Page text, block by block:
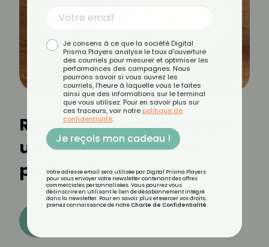
Recette de fiadone corse :
un délice crémeux et
parfumé
Je consens à ce que la société Digital
Prisma Players analyse le taux d'ouverture
des courriels pour mesurer et optimiser les
performances des campagnes. Nous
pourrons savoir si vous ouvrez les
courriels, l'heure à laquelle vous le faites
ainsi que des informations sur le terminal
que vous utilisez. Pour en savoir plus sur
ces traceurs, voir notre politique de
confidentialité.
Je reçois mon cadeau !
Votre adresse email sera utilisée par Digital Prisma Players
pour vous envoyer votre newsletter contenant des offres
commerciales personnalisées. Vous pourrez vous
désinscrire en utilisant le lien de désabonnement intégré
dans la newsletter. Pour en savoir plus et exercer vos droits,
prenez connaissance de notre Charte de Confidentialité.